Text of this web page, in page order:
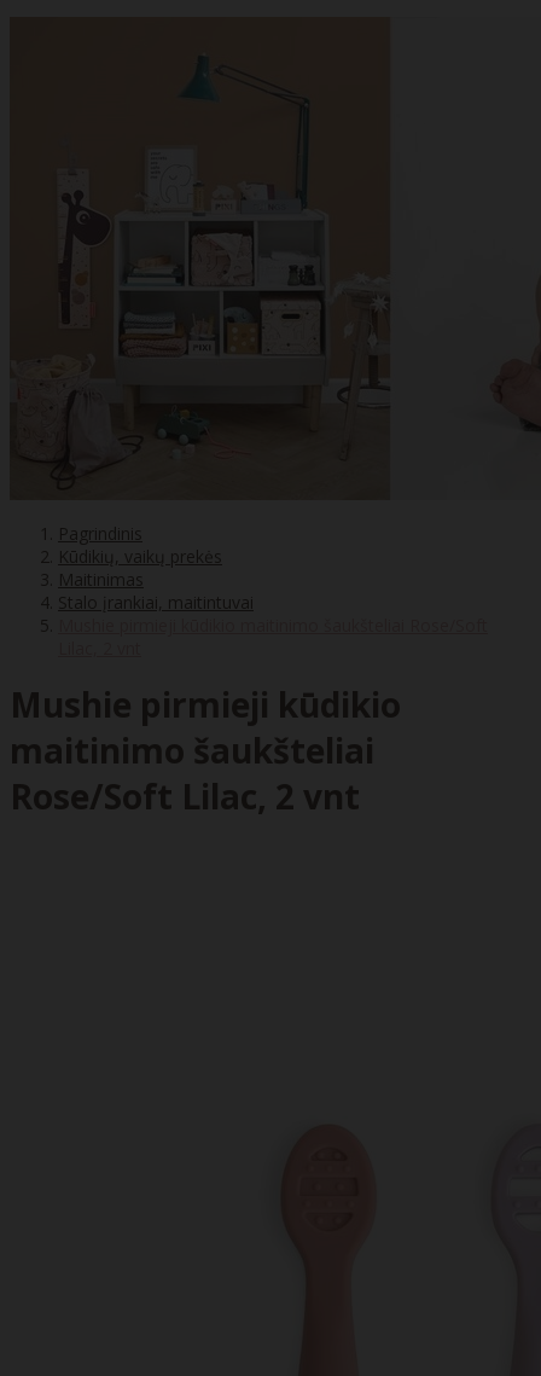
Pagrindinis
Kūdikių, vaikų prekės
Maitinimas
Stalo įrankiai, maitintuvai
Mushie pirmieji kūdikio
maitinimo šaukšteliai
Rose/Soft Lilac, 2 vnt